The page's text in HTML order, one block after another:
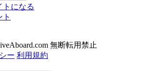
トになる
無断転用禁止
ー 利用規約